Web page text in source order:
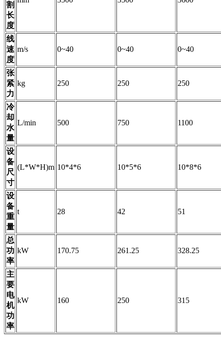
割
长
度
线
速
度
m/s 0~40 0~40 0~40
张
紧
力
kg 250 250 250
冷
却
水
量
L/min 500 750 1100
设
备
尺
寸
(L*W*H)m 10*4*6 10*5*6 10*8*6
设
备
重
量
t 28 42 51
总
功
率
kW 170.75 261.25 328.25
主
要
电
机
功
率
kW 160 250 315